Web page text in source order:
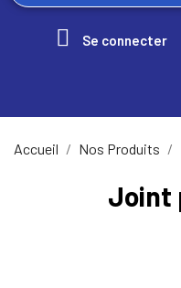
Se connecter
Accueil Nos Produits
Joint